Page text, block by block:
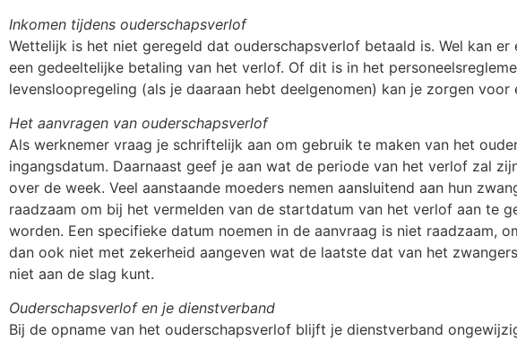
Inkomen tijdens ouderschapsverlof
Wettelijk is het niet geregeld dat ouderschapsverlof betaald is. Wel kan
een gedeeltelijke betaling van het verlof. Of dit is in het
levensloopregeling (als je daaraan hebt deelgenomen) kan je zorgen voor
Het aanvragen van ouderschapsverlof
Als werknemer vraag je schriftelijk aan om gebruik te maken van het
ingangsdatum. Daarnaast geef je aan wat de periode van het verlof zal
over de week. Veel aanstaande moeders nemen aansluitend aan hun
raadzaam om bij het vermelden van de startdatum van het verlof aan te
worden. Een specifieke datum noemen in de aanvraag is niet
dan ook niet met zekerheid aangeven wat de laatste dat van het
niet aan de slag kunt.
Ouderschapsverlof en je dienstverband
Bij de opname van het ouderschapsverlof blijft je dienstverband